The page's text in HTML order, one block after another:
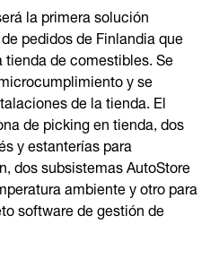
la primera solución
pedidos de Finlandia que
de comestibles. Se
y se
de la tienda. El
de picking en tienda, dos
y estanterías para
dos subsistemas AutoStore
ambiente y otro para
software de gestión de